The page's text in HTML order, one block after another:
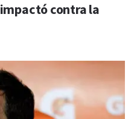
contra la